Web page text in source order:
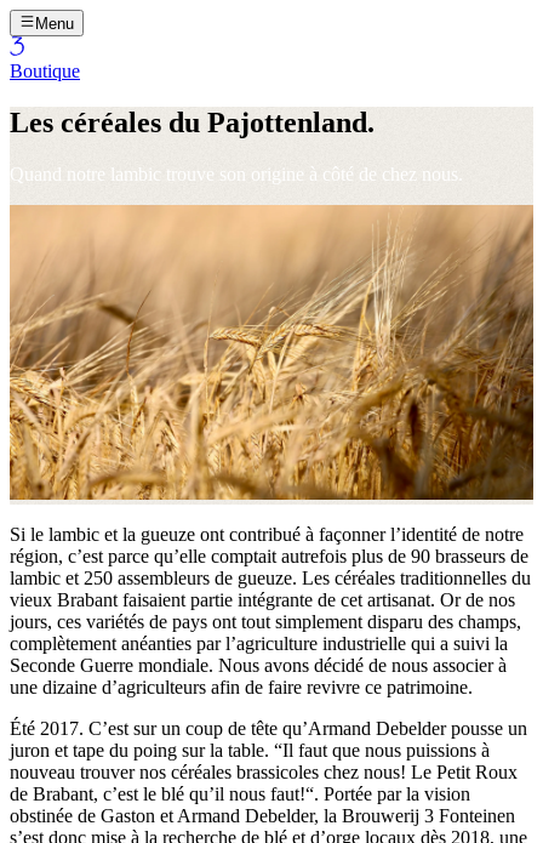
Menu
Boutique
Les céréales du Pajottenland.
Quand notre lambic trouve son origine à côté de chez nous.
Si le lambic et la gueuze ont contribué à façonner l’identité de notre
région, c’est parce qu’elle comptait autrefois plus de 90 brasseurs de
lambic et 250 assembleurs de gueuze. Les céréales traditionnelles du
vieux Brabant faisaient partie intégrante de cet artisanat. Or de nos
jours, ces variétés de pays ont tout simplement disparu des champs,
complètement anéanties par l’agriculture industrielle qui a suivi la
Seconde Guerre mondiale. Nous avons décidé de nous associer à
une dizaine d’agriculteurs afin de faire revivre ce patrimoine.
Été 2017. C’est sur un coup de tête qu’Armand Debelder pousse un
juron et tape du poing sur la table. “Il faut que nous puissions à
nouveau trouver nos céréales brassicoles chez nous! Le Petit Roux
de Brabant, c’est le blé qu’il nous faut!“. Portée par la vision
obstinée de Gaston et Armand Debelder, la Brouwerij 3 Fonteinen
s’est donc mise à la recherche de blé et d’orge locaux dès 2018, une